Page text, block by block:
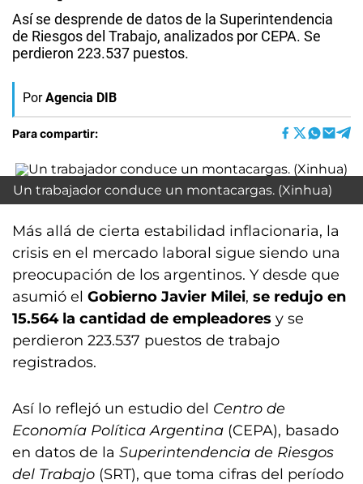
Así se desprende de datos de la Superintendencia
de Riesgos del Trabajo, analizados por CEPA. Se
perdieron 223.537 puestos.
Por Agencia DIB
Para compartir:
Un trabajador conduce un montacargas. (Xinhua)
Más allá de cierta estabilidad inflacionaria, la
crisis en el mercado laboral sigue siendo una
preocupación de los argentinos. Y desde que
asumió el Gobierno Javier Milei, se redujo en
15.564 la cantidad de empleadores y se
perdieron 223.537 puestos de trabajo
registrados.
Así lo reflejó un estudio del Centro de
Economía Política Argentina (CEPA), basado
en datos de la Superintendencia de Riesgos
del Trabajo (SRT), que toma cifras del período